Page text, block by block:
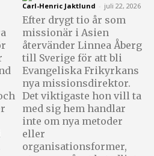
Carl-Henric Jaktlund - juli 22, 2026
Efter drygt tio år som
missionär i Asien
återvänder Linnea Åberg
till Sverige för att bli
Evangeliska Frikyrkans
nya missionsdirektor.
Det viktigaste hon vill ta
med sig hem handlar
inte om nya metoder
eller
organisationsformer,